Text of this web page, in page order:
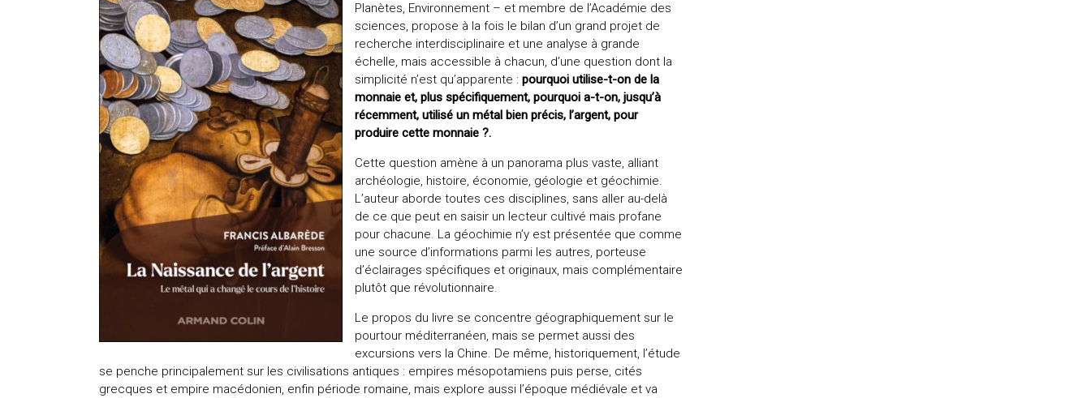
Planètes, Environnement – et membre de l’Académie des
sciences, propose à la fois le bilan d’un grand projet de
recherche interdisciplinaire et une analyse à grande
échelle, mais accessible à chacun, d’une question dont la
simplicité n’est qu’apparente : pourquoi utilise-t-on de la
monnaie et, plus spécifiquement, pourquoi a-t-on, jusqu’à
récemment, utilisé un métal bien précis, l’argent, pour
produire cette monnaie ?.
Cette question amène à un panorama plus vaste, alliant
archéologie, histoire, économie, géologie et géochimie.
L’auteur aborde toutes ces disciplines, sans aller au-delà
de ce que peut en saisir un lecteur cultivé mais profane
pour chacune. La géochimie n’y est présentée que comme
une source d’informations parmi les autres, porteuse
d’éclairages spécifiques et originaux, mais complémentaire
plutôt que révolutionnaire.
Le propos du livre se concentre géographiquement sur le
pourtour méditerranéen, mais se permet aussi des
excursions vers la Chine. De même, historiquement, l’étude
se penche principalement sur les civilisations antiques : empires mésopotamiens puis perse, cités
grecques et empire macédonien, enfin période romaine, mais explore aussi l’époque médiévale et va